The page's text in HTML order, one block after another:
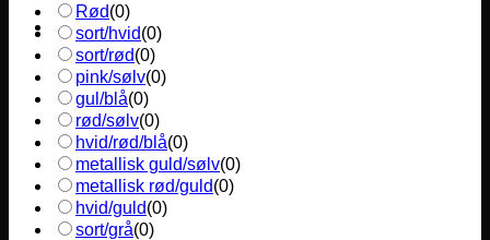
Rød(0)
sort/hvid(0)
sort/rød(0)
pink/sølv(0)
gul/blå(0)
rød/sølv(0)
hvid/rød/blå(0)
metallisk guld/sølv(0)
metallisk rød/guld(0)
hvid/guld(0)
sort/grå(0)